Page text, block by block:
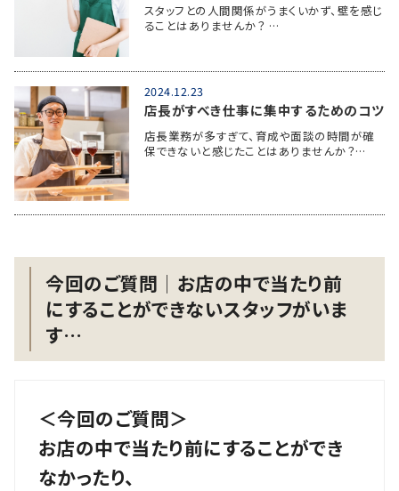
スタッフとの人間関係がうまくいかず、壁を感じ
ることはありませんか？ …
2024.12.23
店長がすべき仕事に集中するためのコツ
店長業務が多すぎて、育成や面談の時間が確
保できないと感じたことはありませんか？…
今回のご質問│お店の中で当たり前
にすることができないスタッフがいま
す…
＜今回のご質問＞
お店の中で当たり前にすることができ
なかったり、